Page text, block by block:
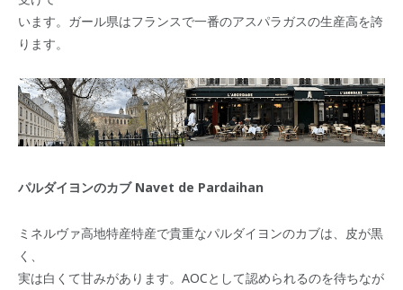
います。ガール県はフランスで一番のアスパラガスの生産高を誇
ります。
パルダイヨンのカブ Navet de Pardaihan
ミネルヴァ高地特産特産で貴重なパルダイヨンのカブは、皮が黒
く、
実は白くて甘みがあります。AOCとして認められるのを待ちなが